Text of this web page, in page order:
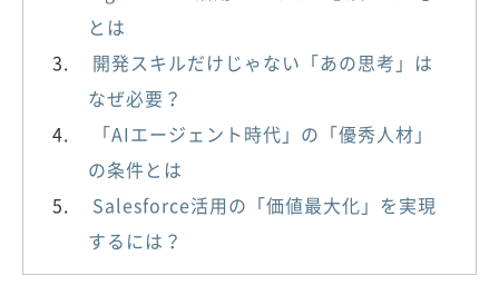
とは
開発スキルだけじゃない「あの思考」は
なぜ必要？
「AIエージェント時代」の「優秀人材」
の条件とは
Salesforce活用の「価値最大化」を実現
するには？